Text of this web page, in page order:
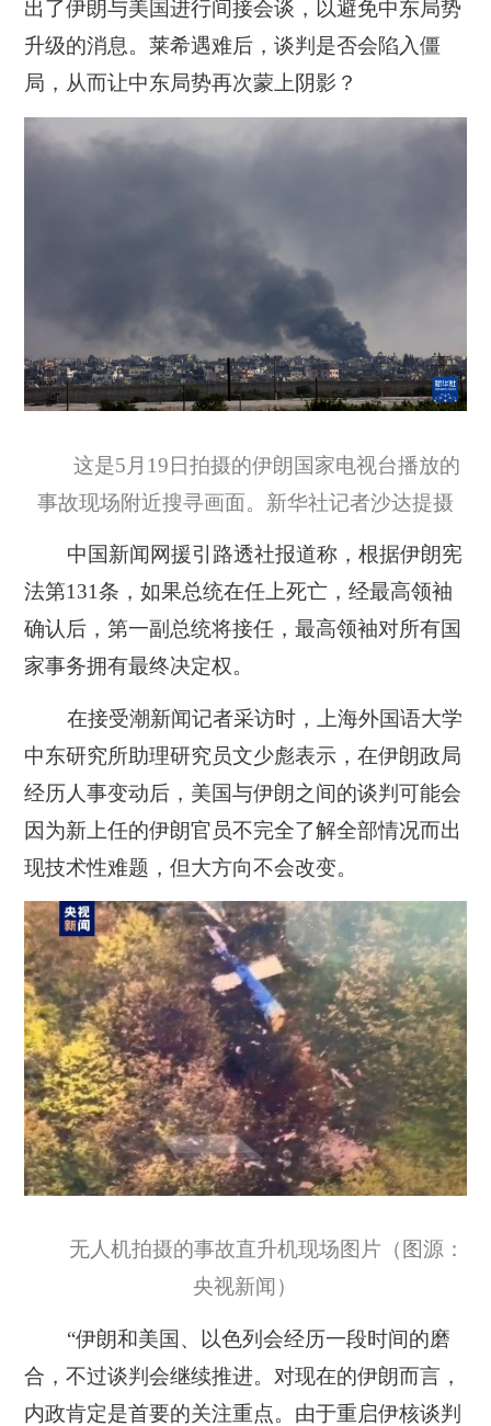
出了伊朗与美国进行间接会谈，以避免中东局势
升级的消息。莱希遇难后，谈判是否会陷入僵
局，从而让中东局势再次蒙上阴影？
这是5月19日拍摄的伊朗国家电视台播放的
事故现场附近搜寻画面。新华社记者沙达提摄
中国新闻网援引路透社报道称，根据伊朗宪
法第131条，如果总统在任上死亡，经最高领袖
确认后，第一副总统将接任，最高领袖对所有国
家事务拥有最终决定权。
在接受潮新闻记者采访时，上海外国语大学
中东研究所助理研究员文少彪表示，在伊朗政局
经历人事变动后，美国与伊朗之间的谈判可能会
因为新上任的伊朗官员不完全了解全部情况而出
现技术性难题，但大方向不会改变。
无人机拍摄的事故直升机现场图片（图源：
央视新闻）
“伊朗和美国、以色列会经历一段时间的磨
合，不过谈判会继续推进。对现在的伊朗而言，
内政肯定是首要的关注重点。由于重启伊核谈判